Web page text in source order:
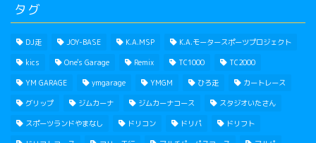
タグ
DJ走 JOY-BASE K.A.MSP K.A.モータースポーツプロジェクト
kics One's Garage Remix TC1000 TC2000
YM GARAGE ymgarage YMGM ひろ走 カートレース
グリップ ジムカーナ ジムカーナコース スタジオいたさん
スポーツランドやまなし ドリコン ドリパ ドリフト